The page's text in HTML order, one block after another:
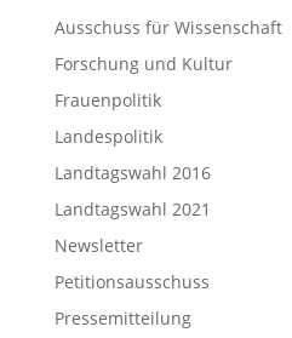
Ausschuss für Wissenschaft
Forschung und Kultur
Frauenpolitik
Landespolitik
Landtagswahl 2016
Landtagswahl 2021
Newsletter
Petitionsausschuss
Pressemitteilung